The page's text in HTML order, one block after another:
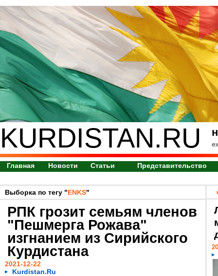
KURDISTAN.RU
Главная Новости Статьи Представительство
Выборка по тегу "ENKS"
РПК грозит семьям членов
"Пешмерга Рожава"
изгнанием из Сирийского
Курдистана
2021-12-22
Kurdistan.Ru